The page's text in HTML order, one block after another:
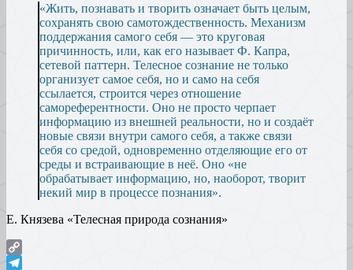
«Жить, познавать и творить означает быть целым,
сохранять свою самотождественность. Механизм
поддержания самого себя — это круговая
причинность, или, как его называет Ф. Капра,
сетевой паттерн. Телесное сознание не только
организует самое себя, но и само на себя
ссылается, строится через отношение
самореферентности. Оно не просто черпает
информацию из внешней реальности, но и создаёт
новые связи внутри самого себя, а также связи
себя со средой, одновременно отделяющие его от
среды и встраивающие в неё. Оно «не
обрабатывает информацию, но, наоборот, творит
некий мир в процессе познания».
Е. Князева «Телесная природа сознания»
Copy